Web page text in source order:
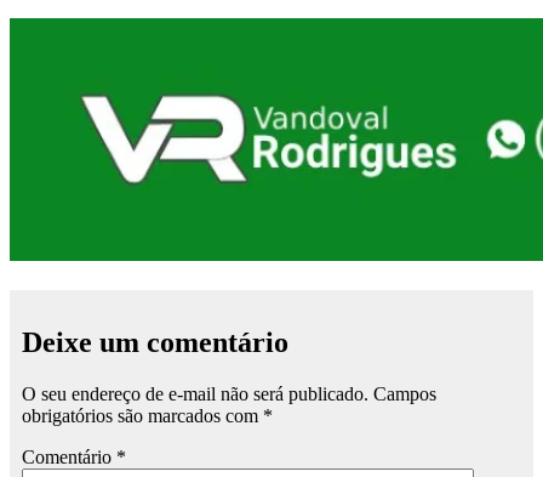
Deixe um comentário
O seu endereço de e-mail não será publicado. Campos
obrigatórios são marcados com *
Comentário *